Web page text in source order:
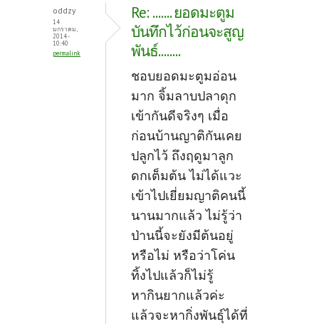
oddzy
14
มกราคม,
2014 -
10:40
permalink
Re: ....... ยอดมะตูม
บันทึกไว้ก่อนจะสูญ
พันธ์........
ชอบยอดมะตูมอ่อน
มาก จิ้มลาบปลาดุก
เข้ากันดีจริงๆ เมื่อ
ก่อนบ้านญาติกันเคย
ปลูกไว้ ถึงฤดูมาลูก
ดกเต็มต้น ไม่ได้แวะ
เข้าไปเยี่ยมญาติคนนี้
นานมากแล้ว ไม่รู้ว่า
ป่านนี้จะยังมีต้นอยู่
หรือไม่ หรือว่าโค่น
ทิ้งไปแล้วก็ไม่รู้
หากินยากแล้วค่ะ
แล้วจะหากิ่งพันธุ์ได้ที่